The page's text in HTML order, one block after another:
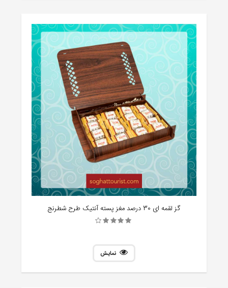
گز لقمه ای 30 درصد مغز پسته آنتیک طرح شطرنج
نمایش